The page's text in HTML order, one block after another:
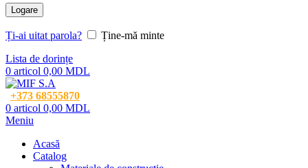
Logare
Ți-ai uitat parola?
Ține-mă minte
Lista de dorințe
0 articol 0,00 MDL
+373 68555870
0 articol 0,00 MDL
Meniu
Acasă
Catalog